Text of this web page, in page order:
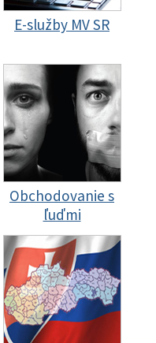
E-služby MV SR
Obchodovanie s
ľuďmi